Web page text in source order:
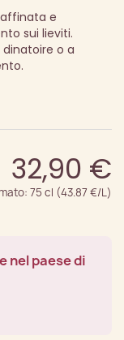
e
sui lieviti.
o a
32,90 €
75 cl (43.87 €/L)
nel paese di